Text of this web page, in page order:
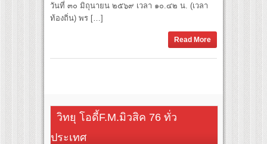
วันที่ ๓๐ มิถุนายน ๒๕๖๙ เวลา ๑๐.๔๒ น. (เวลา
ท้องถิ่น) พร […]
Read More
วิทยุ โอดี้F.M.มิวสิค 76 ทั่ว
ประเทศ